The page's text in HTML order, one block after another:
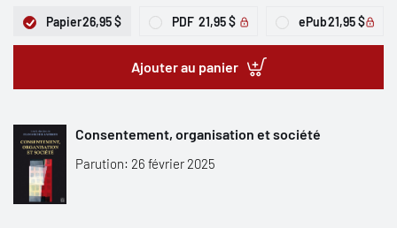
Papier26,95 $ PDF 21,95 $ ePub21,95 $
Ajouter au panier
Consentement, organisation et société
Parution: 26 février 2025